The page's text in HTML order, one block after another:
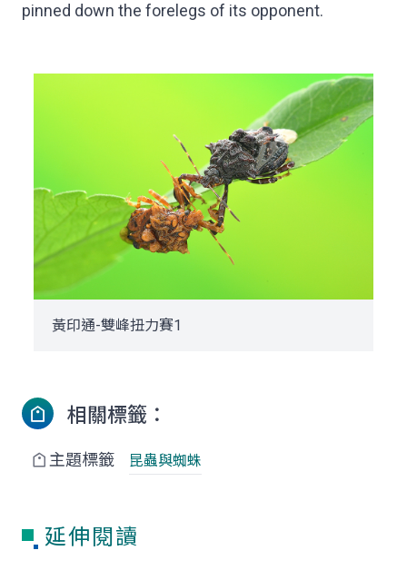
pinned down the forelegs of its opponent.
黃印通-雙峰扭力賽1
相關標籤：
主題標籤 昆蟲與蜘蛛
延伸閱讀